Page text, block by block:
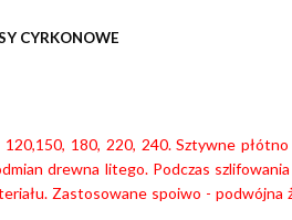
CYRKONOWE
180, 220, 240. Sztywne
drewna litego. Podczas
Zastosowane spoiwo - podwójna